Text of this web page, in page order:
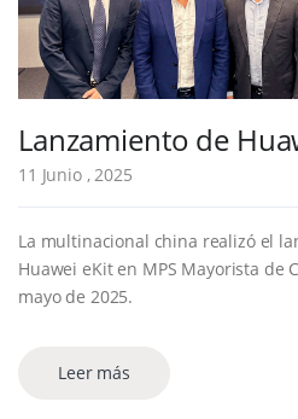
Lanzamiento de
11 Junio , 2025
La multinacional china realizó el
Huawei eKit en MPS Mayorista de
mayo de 2025.
Leer más